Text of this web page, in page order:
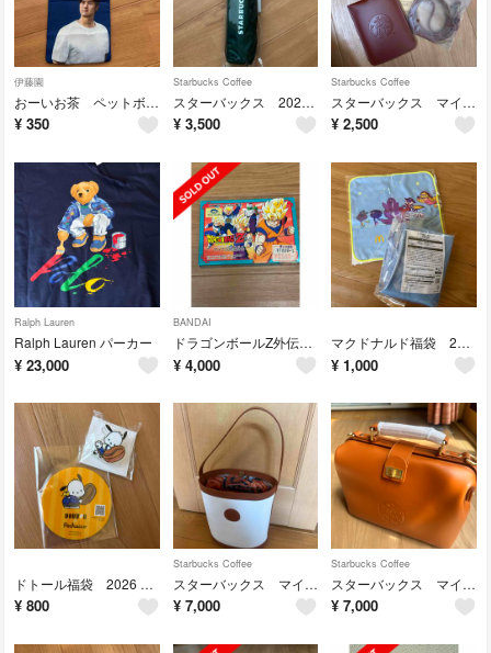
伊藤園
おーいお茶 ペットボトルホルダー 大谷翔平
¥ 350
Starbucks Coffee
スターバックス 2026マイカスタマイズジャーニーセット 晴雨兼用アンブレラ
¥ 3,500
Starbucks Coffee
スターバックス マイカスタマイズジャーニーセット レザーパスケース
¥ 2,500
Ralph Lauren
Ralph Lauren パーカー
¥ 23,000
BANDAI
ドラゴンボールZ外伝 サイヤ人絶滅計画 ファミコン
¥ 4,000
マクドナルド福袋 2026
¥ 1,000
ドトール福袋 2026 ポチャッコ
¥ 800
Starbucks Coffee
スターバックス マイカスタマーズジャーニーセット カップシェイプカフェバック
¥ 7,000
Starbucks Coffee
スターバックス マイカスタマーズジャーニーセット バック
¥ 7,000